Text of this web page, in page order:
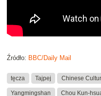
Źródło: BBC/Daily Mail
tęcza Tajpej Chinese
Yangmingshan Chou Kun-